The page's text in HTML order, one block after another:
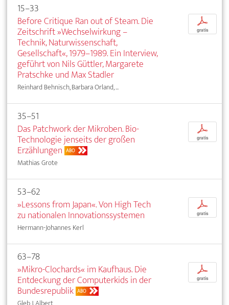
15–33
Before Critique Ran out of Steam. Die
Zeitschrift »Wechselwirkung –
Technik, Naturwissenschaft,
Gesellschaft«, 1979–1989. Ein Interview,
geführt von Nils Güttler, Margarete
Pratschke und Max Stadler
Reinhard Behnisch, Barbara Orland, ...
p
gratis
35–51
Das Patchwork der Mikroben. Bio-
Technologie jenseits der großen
Erzählungen ABO
Mathias Grote
p
gratis
53–62
»Lessons from Japan«. Von High Tech
zu nationalen Innovationssystemen
Hermann-Johannes Kerl
p
gratis
63–78
»Mikro-Clochards« im Kaufhaus. Die
Entdeckung der Computerkids in der
Bundesrepublik ABO
p
gratis